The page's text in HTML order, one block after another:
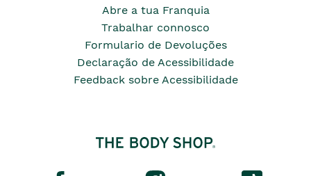
Abre a tua Franquia
Trabalhar connosco
Formulario de Devoluções
Declaração de Acessibilidade
Feedback sobre Acessibilidade